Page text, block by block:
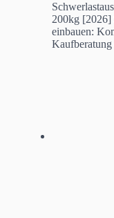
200kg [2026]
einbauen: